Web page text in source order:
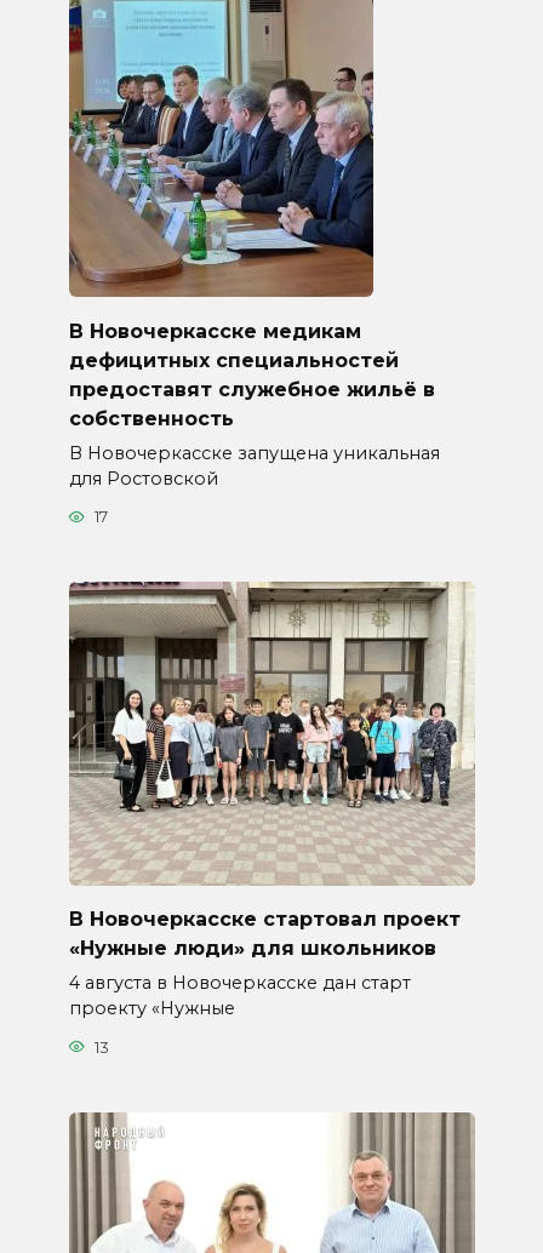
В Новочеркасске медикам
дефицитных специальностей
предоставят служебное жильё в
собственность
В Новочеркасске запущена уникальная
для Ростовской
17
В Новочеркасске стартовал проект
«Нужные люди» для школьников
4 августа в Новочеркасске дан старт
проекту «Нужные
13